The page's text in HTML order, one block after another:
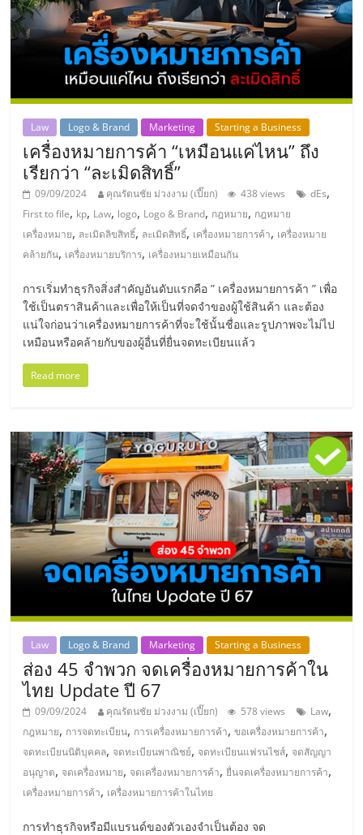
รวม
ข้อมูล
ธุรกิจ
ประเทศไทย,
ThaiSMEsCenter,
รวม
ธุรกิจ
มอี
ไทย,
SMEs,
แฟ
รน
ไชส์,
ปรึกษา
ไชส์,
รวม
แฟ
รน
ไชส์
ขาย
แฟ
รน
แฟ
รน
ไชส์
ขาย
หน้า
บ้าน
ลงทุน
น้อย
คืน
ทุน
Law Logo & Brand Marketing Starting a Business
เครื่องหมายการค้า “เหมือนแค่ไหน” ถึง
เรียกว่า “ละเมิดสิทธิ์”
09/09/2024 คุณรัตนชัย ม่วงงาม (เปี๊ยก) 438 views dEs,
First to file, kp, Law, logo, Logo & Brand, กฎหมาย, กฎหมาย
เครื่องหมาย, ละเมิดลิขสิทธิ์, ละเมิดสิทธิ์, เครื่องหมายการค้า, เครื่องหมาย
คล้ายกัน, เครื่องหมายบริการ, เครื่องหมายเหมือนกัน
การเริ่มทำธุรกิจสิ่งสำคัญอันดับแรกคือ ” เครื่องหมายการค้า ” เพื่อ
ใช้เป็นตราสินค้าและเพื่อให้เป็นที่จดจำของผู้ใช้สินค้า และต้อง
แน่ใจก่อนว่าเครื่องหมายการค้าที่จะใช้นั้นชื่อและรูปภาพจะไม่ไป
เหมือนหรือคล้ายกับของผู้อื่นที่ยื่นจดทะเบียนแล้ว
Read more
Law Logo & Brand Marketing Starting a Business
ส่อง 45 จำพวก จดเครื่องหมายการค้าใน
ไทย Update ปี 67
09/09/2024 คุณรัตนชัย ม่วงงาม (เปี๊ยก) 578 views Law,
กฎหมาย, การจดทะเบียน, การเครื่องหมายการค้า,ขอเครื่องหมายการค้า,
จดทะเบียนนิติบุคคล, จดทะเบียนพาณิชย์, จดทะเบียนแฟรนไชส์, จดสัญญา
อนุญาต, จดเครื่องหมาย, จดเครื่องหมายการค้า, ยื่นจดเครื่องหมายการค้า,
เครื่องหมายการค้า, เครื่องหมายการค้าในไทย
การทำธุรกิจหรือมีแบรนด์ของตัวเองจำเป็นต้อง จด